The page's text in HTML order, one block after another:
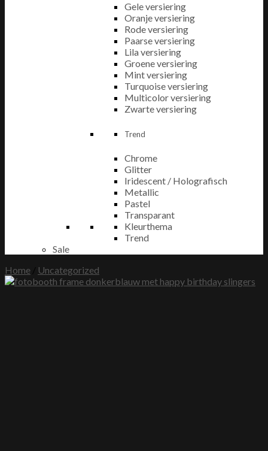
Gele versiering
Oranje versiering
Rode versiering
Paarse versiering
Lila versiering
Groene versiering
Mint versiering
Turquoise versiering
Multicolor versiering
Zwarte versiering
Trend
Chrome
Glitter
Iridescent / Holografisch
Metallic
Pastel
Transparant
Kleurthema
Trend
Sale
Home
Uncategorized